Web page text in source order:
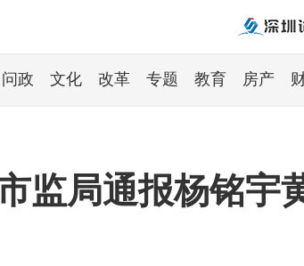
问政 文化 改革 专题 教育 房产
监局通报杨铭宇